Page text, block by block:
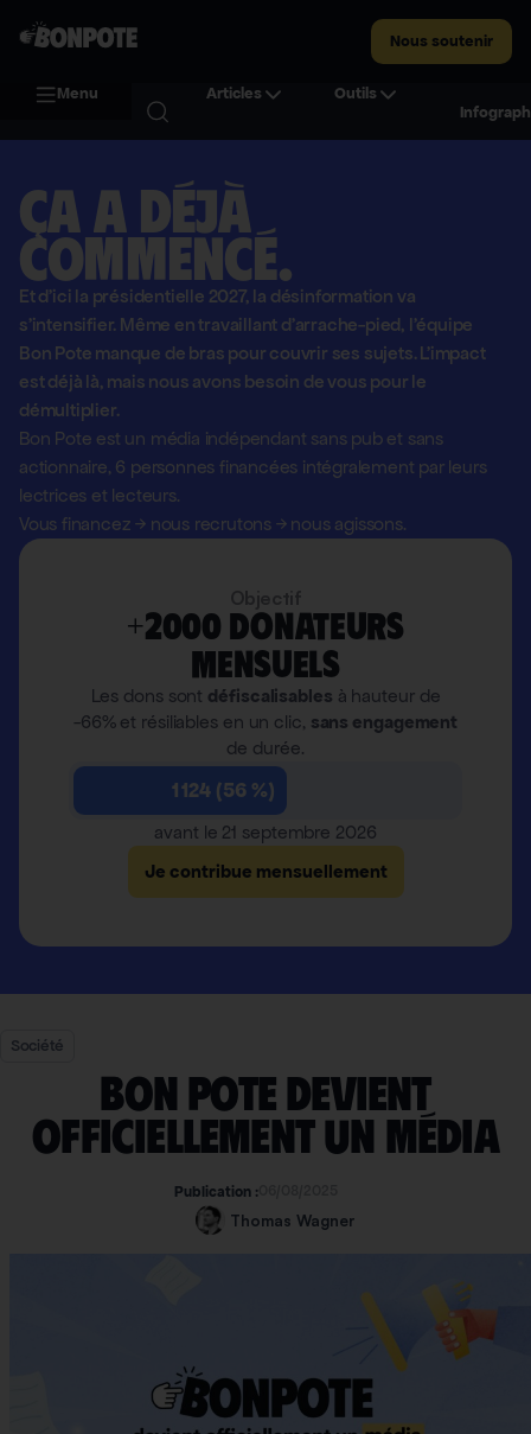
Nous soutenir
Menu Articles
Outils
Ça a déjà
commencé.
Et d'ici la présidentielle 2027, la désinformation va
s'intensifier. Même en travaillant d'arrache-pied, l'équipe
Bon Pote manque de bras pour couvrir ses sujets. L'impact
est déjà là, mais nous avons besoin de vous pour le
démultiplier.
Bon Pote est un média indépendant sans pub et sans
actionnaire, 6 personnes financées intégralement par leurs
lectrices et lecteurs.
Vous financez→ nous recrutons →nous agissons.
+2000 donateurs
mensuels
Les dons sont défiscalisables à hauteur de
-66% et résiliables en un clic, sans engagement
de durée.
1 124 (56 %)
avant le 21 septembre 2026
Je contribue mensuellement
Société
Bon Pote devient
officiellement un média
Publication :
Thomas Wagner